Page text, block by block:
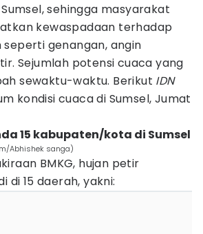
sehingga masyarakat
kewaspadaan terhadap
genangan, angin
Sejumlah potensi cuaca yang
sewaktu-waktu. Berikut IDN
kondisi cuaca di Sumsel, Jumat
15 kabupaten/kota di Sumsel
Abhishek sanga)
BMKG, hujan petir
di 15 daerah, yakni: